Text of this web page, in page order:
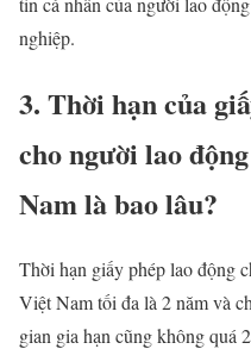
nghiệp.
3. Thời hạn của
cho người lao
Nam là bao lâu?
Thời hạn giấy phép lao động
Việt Nam tối đa là 2 năm và
gian gia hạn cũng không quá